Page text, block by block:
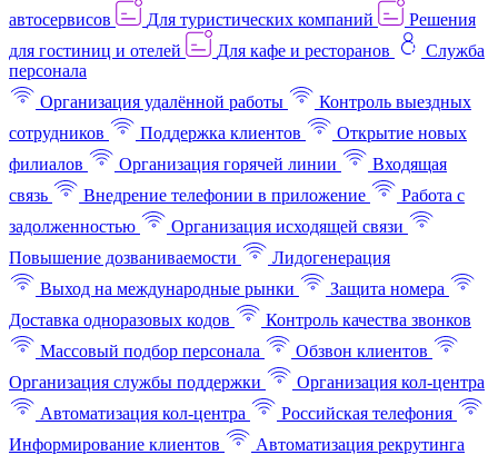
автосервисов
Для туристических компаний
Решения
для гостиниц и отелей
Для кафе и ресторанов
Служба
персонала
Организация удалённой работы
Контроль выездных
сотрудников
Поддержка клиентов
Открытие новых
филиалов
Организация горячей линии
Входящая
связь
Внедрение телефонии в приложение
Работа с
задолженностью
Организация исходящей связи
Повышение дозваниваемости
Лидогенерация
Выход на международные рынки
Защита номера
Доставка одноразовых кодов
Контроль качества звонков
Массовый подбор персонала
Обзвон клиентов
Организация службы поддержки
Организация кол-центра
Автоматизация кол-центра
Российская телефония
Информирование клиентов
Автоматизация рекрутинга